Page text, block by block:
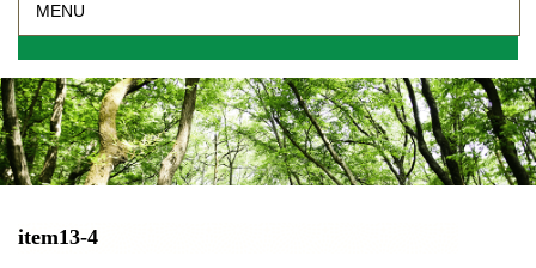
MENU
item13-4